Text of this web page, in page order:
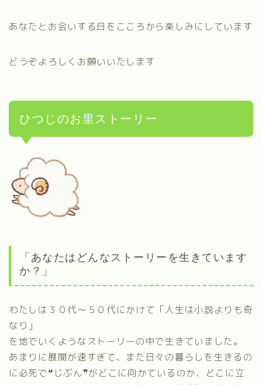
あなたとお会いする日をこころから楽しみにしています
どうぞよろしくお願いいたします
ひつじのお里ストーリー
「あなたはどんなストーリーを生きています
か？」
わたしは３０代～５０代にかけて「人生は小説よりも奇
なり」
を地でいくようなストーリーの中で生きていました。
あまりに展開が速すぎて、また日々の暮らしを生きるの
に必死で❝じぶん❞がどこに向かているのか、どこに立